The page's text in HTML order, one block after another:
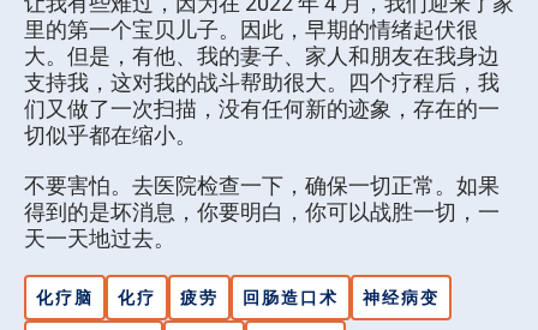
里的第一个宝贝儿子。因此，早期的情绪起伏很
大。但是，有他、我的妻子、家人和朋友在我身边
支持我，这对我的战斗帮助很大。四个疗程后，我
们又做了一次扫描，没有任何新的迹象，存在的一
切似乎都在缩小。
不要害怕。去医院检查一下，确保一切正常。如果
得到的是坏消息，你要明白，你可以战胜一切，一
天一天地过去。
化疗脑 化疗 疲劳 回肠造口术
神经病变